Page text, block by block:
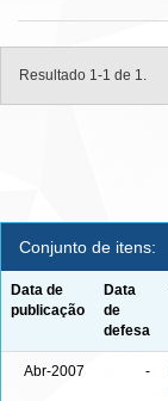
Resultado 1-1 de 1.
Conjunto de itens:
Data de
publicação
Data
de
defesa
Abr-2007 -